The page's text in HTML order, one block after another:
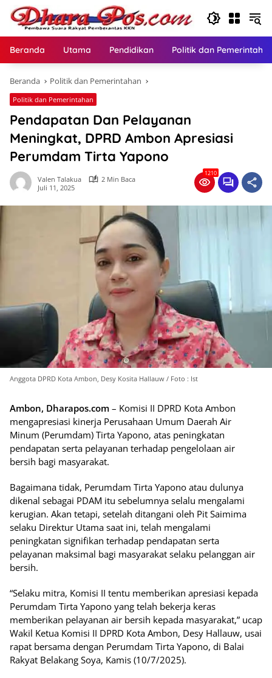
Langsung
konten
Beranda Utama Pendidikan Politik dan
Beranda Politik dan Pemerintahan
Politik dan Pemerintahan
Pendapatan Dan Pelayanan
Meningkat, DPRD Ambon Apresiasi
Perumdam Tirta Yapono
Valen Talakua
2 Min Baca
Juli 11, 2025
1210
Anggota DPRD Kota Ambon, Desy Kosita Hallauw / Foto : Ist
Ambon, Dharapos.com – Komisi II DPRD Kota Ambon
mengapresiasi kinerja Perusahaan Umum Daerah Air
Minum (Perumdam) Tirta Yapono, atas peningkatan
pendapatan serta pelayanan terhadap pengelolaan air
bersih bagi masyarakat.
Bagaimana tidak, Perumdam Tirta Yapono atau dulunya
dikenal sebagai PDAM itu sebelumnya selalu mengalami
kerugian. Akan tetapi, setelah ditangani oleh Pit Saimima
selaku Direktur Utama saat ini, telah mengalami
peningkatan signifikan terhadap pendapatan serta
pelayanan maksimal bagi masyarakat selaku pelanggan air
bersih.
“Selaku mitra, Komisi II tentu memberikan apresiasi kepada
Perumdam Tirta Yapono yang telah bekerja keras
memberikan pelayanan air bersih kepada masyarakat,” ucap
Wakil Ketua Komisi II DPRD Kota Ambon, Desy Hallauw, usai
rapat bersama dengan Perumdam Tirta Yapono, di Balai
Rakyat Belakang Soya, Kamis (10/7/2025).